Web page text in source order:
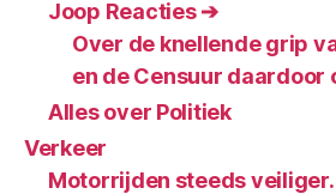
Joop Reacties ➔
Over de knellende grip
en de Censuur daardoor
Alles over Politiek
Verkeer
Motorrijden steeds veiliger.